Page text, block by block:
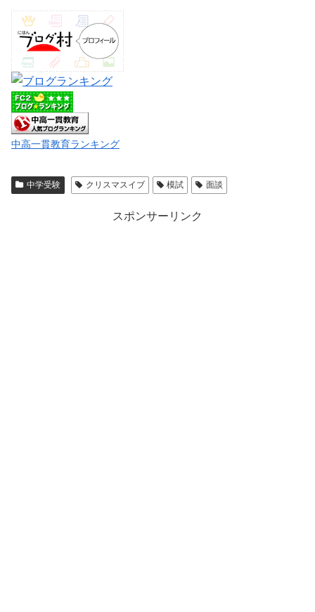
中高一貫教育ランキング
中学受験 クリスマスイブ 模試 面談
スポンサーリンク